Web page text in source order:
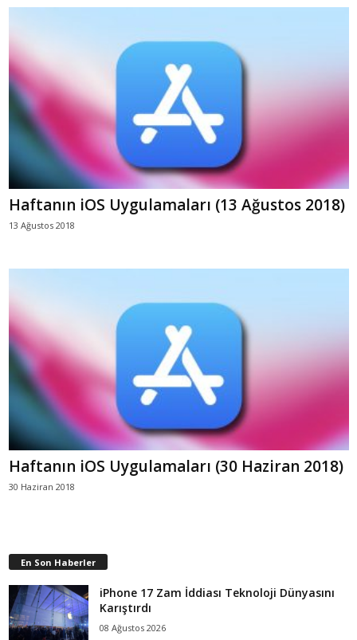
Haftanın iOS Uygulamaları (13 Ağustos 2018)
13 Ağustos 2018
Haftanın iOS Uygulamaları (30 Haziran 2018)
30 Haziran 2018
En Son Haberler
iPhone 17 Zam İddiası Teknoloji Dünyasını
Karıştırdı
08 Ağustos 2026